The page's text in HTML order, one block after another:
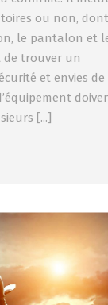
ou non,
le pantalon et
de trouver un
et envies de
[...]